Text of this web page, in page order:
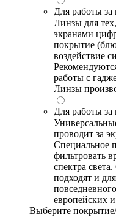
Для работы за
Линзы для
экранами
покрытие
воздействие
работы с
Линзы
Для работы
проводит за
Специальное
фильтровать
спектра
подходят и
европейских
Выберите